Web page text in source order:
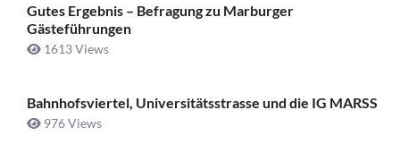
Gutes Ergebnis – Befragung zu Marburger
Gästeführungen
1613 Views
Bahnhofsviertel, Universitätsstrasse und die IG MARSS
976 Views